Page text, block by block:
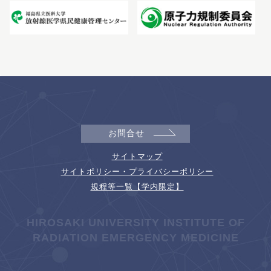
お問合せ
サイトマップ
サイトポリシー・プライバシーポリシー
規程等一覧【学内限定】
HIROSAKI UNIVERSITY INSTITUTE OF
RADIATION EMERGENCY MEDICINE